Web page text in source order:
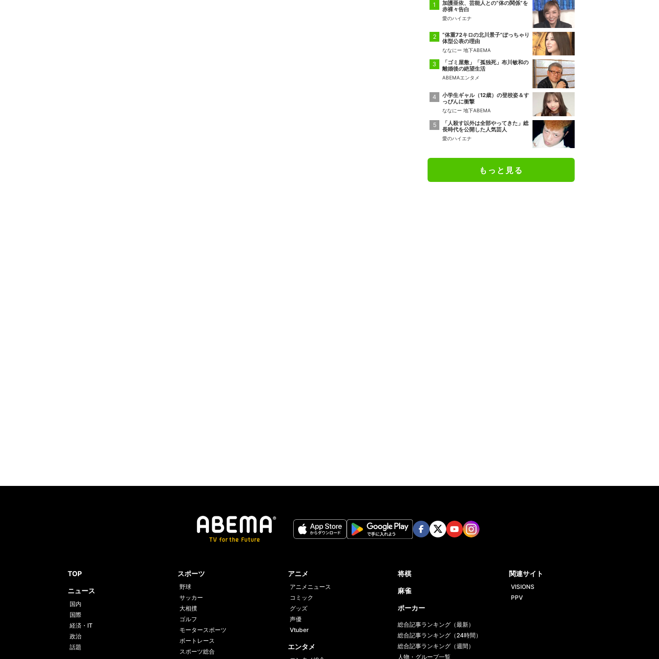
加護亜依、芸能人との“体の関係”を
赤裸々告白
愛のハイエナ
“体重72キロの北川景子”ぽっちゃり
体型公表の理由
ななにー 地下ABEMA
「ゴミ屋敷」「孤独死」布川敏和の
離婚後の絶望生活
ABEMAエンタメ
小学生ギャル（12歳）の登校姿＆す
っぴんに衝撃
ななにー 地下ABEMA
「人殺す以外は全部やってきた」総
長時代を公開した人気芸人
愛のハイエナ
もっと見る
TOP
ニュース
国内
国際
経済・IT
政治
話題
スポーツ
野球
サッカー
大相撲
ゴルフ
モータースポーツ
ボートレース
スポーツ総合
アニメ
アニメニュース
コミック
グッズ
声優
Vtuber
エンタメ
将棋
麻雀
ポーカー
総合記事ランキング（最新）
総合記事ランキング（24時間）
総合記事ランキング（週間）
人物・グループ一覧
関連サイト
VISIONS
PPV